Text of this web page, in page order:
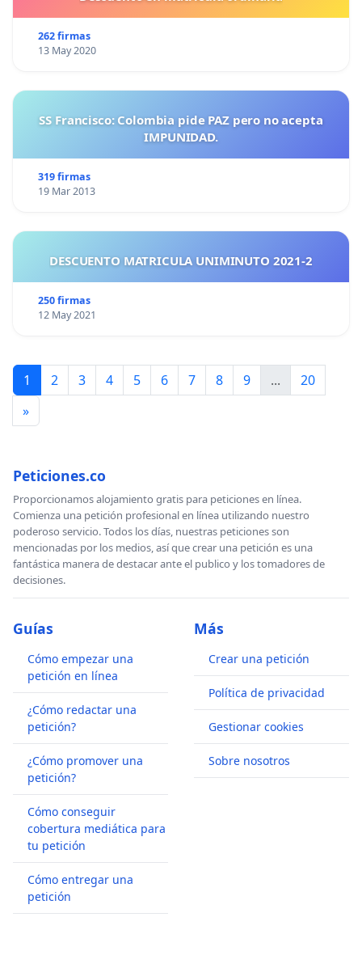
262 firmas
13 May 2020
SS Francisco: Colombia pide PAZ pero no acepta
IMPUNIDAD.
319 firmas
19 Mar 2013
DESCUENTO MATRICULA UNIMINUTO 2021-2
250 firmas
12 May 2021
1 2 3 4 5 6 7 8 9 ...
20
»
Peticiones.co
Proporcionamos alojamiento gratis para peticiones en línea.
Comienza una petición profesional en línea utilizando nuestro
poderoso servicio. Todos los días, nuestras peticiones son
mencionadas por los medios, así que crear una petición es una
fantástica manera de destacar ante el publico y los tomadores de
decisiones.
Guías
Cómo empezar una
petición en línea
¿Cómo redactar una
petición?
¿Cómo promover una
petición?
Cómo conseguir
cobertura mediática para
tu petición
Cómo entregar una
petición
Más
Crear una petición
Política de privacidad
Gestionar cookies
Sobre nosotros